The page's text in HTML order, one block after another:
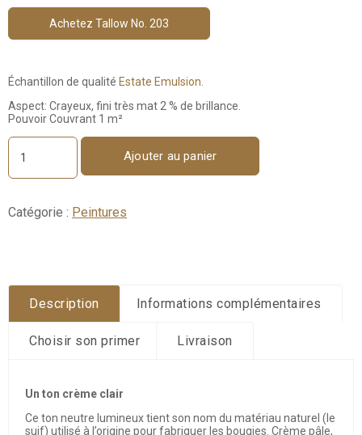
Achetez Tallow No. 203
Échantillon de qualité Estate Emulsion.
Aspect: Crayeux, fini très mat 2 % de brillance.
Pouvoir Couvrant 1 m²
quantité
de
No.
Ajouter au panier
Catégorie : Peintures
Description Informations complémentaires
Choisir son primer Livraison
Un ton crème clair
Ce ton neutre lumineux tient son nom du matériau naturel (le
suif) utilisé à l’origine pour fabriquer les bougies. Crème pâle,